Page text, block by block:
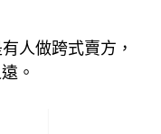
人做跨式賣方，
。